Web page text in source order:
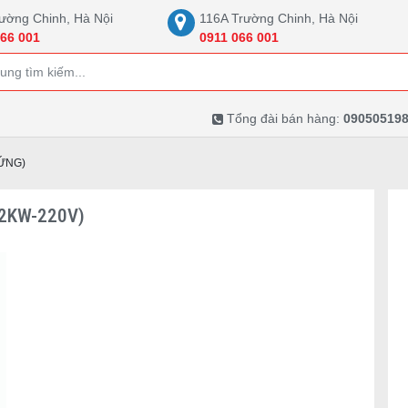
Chinh, Hà Nội
001
116A Trường Chinh, Hà Nội
0911 066 001
Tổng đài bán hàng:
220V)